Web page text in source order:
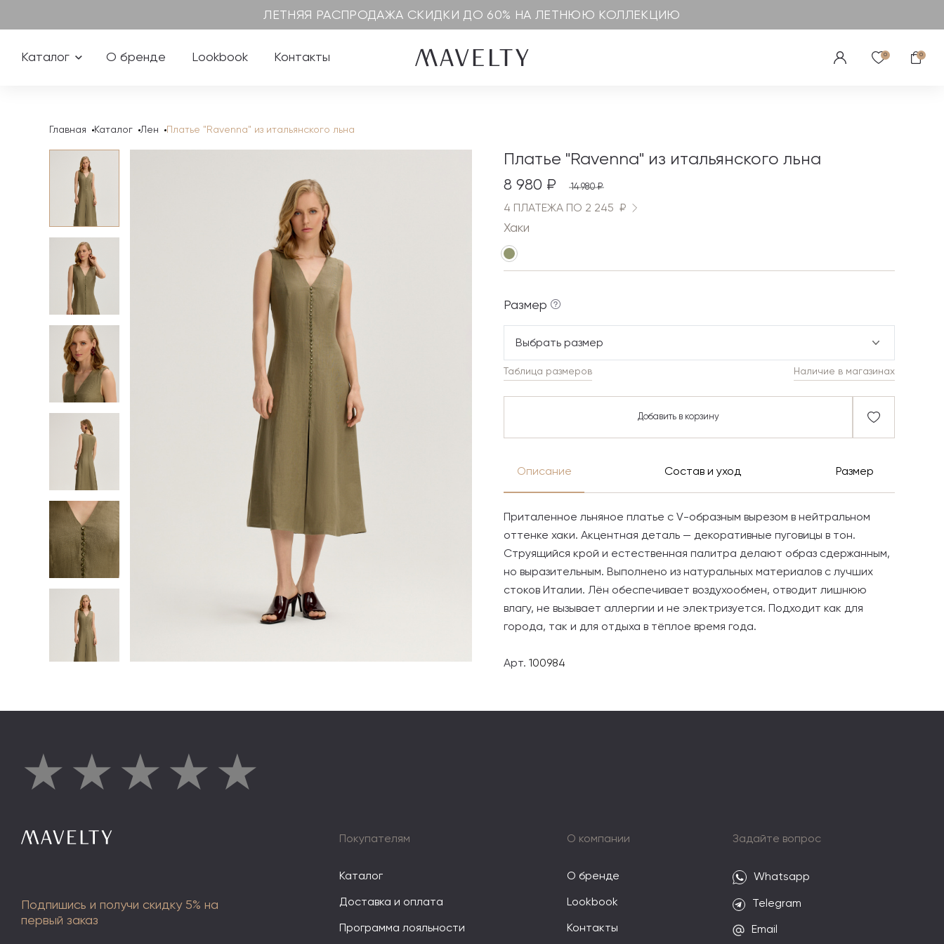
ЛЕТНЯЯ РАСПРОДАЖА СКИДКИ ДО 60% НА ЛЕТНЮЮ КОЛЛЕКЦИЮ
Каталог О бренде Lookbook Контакты 0 0
Главная Каталог Лен Платье "Ravenna" из итальянского льна
Платье "Ravenna" из итальянского льна
8 980 ₽ 14 980 ₽
4 ПЛАТЕЖА ПО 2 245 ₽
Хаки
Размер
Выбрать размер
Таблица размеров Наличие в магазинах
Добавить в корзину
Описание Состав и уход Размер
Приталенное льняное платье с V-образным вырезом в нейтральном
оттенке хаки. Акцентная деталь — декоративные пуговицы в тон.
Струящийся крой и естественная палитра делают образ сдержанным,
но выразительным. Выполнено из натуральных материалов с лучших
стоков Италии. Лён обеспечивает воздухообмен, отводит лишнюю
влагу, не вызывает аллергии и не электризуется. Подходит как для
города, так и для отдыха в тёплое время года.
Арт. 100984
★ ★ ★ ★ ★
Подпишись и получи скидку 5% на
первый заказ
Покупателям
Каталог
Доставка и оплата
Программа лояльности
О компании
О бренде
Lookbook
Контакты
Задайте вопрос
Whatsapp
Telegram
Email